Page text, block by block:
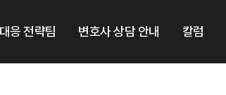
응 전략팀 변호사 상담 안내 칼럼